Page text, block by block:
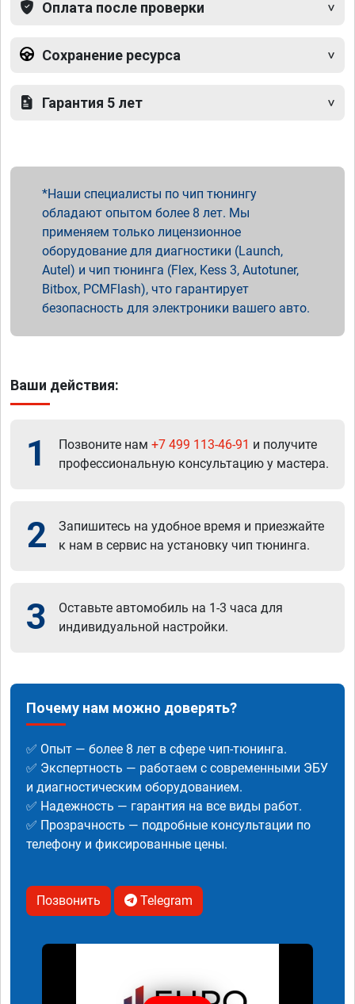
Оплата после проверки
Сохранение ресурса
Гарантия 5 лет
Наши специалисты по чип тюнингу
обладают опытом более 8 лет. Мы
применяем только лицензионное
оборудование для диагностики (Launch,
Autel) и чип тюнинга (Flex, Kess 3, Autotuner,
Bitbox, PCMFlash), что гарантирует
безопасность для электроники вашего авто.
Ваши действия:
1 Позвоните нам +7 499 113-46-91 и получите
профессиональную консультацию у мастера.
2
Запишитесь на удобное время и приезжайте
к нам в сервис на установку чип тюнинга.
3
Оставьте автомобиль на 1-3 часа для
индивидуальной настройки.
Почему нам можно доверять?
✅ Опыт — более 8 лет в сфере чип-тюнинга.
✅ Экспертность — работаем с современными ЭБУ
и диагностическим оборудованием.
✅ Надежность — гарантия на все виды работ.
✅ Прозрачность — подробные консультации по
телефону и фиксированные цены.
Позвонить Telegram